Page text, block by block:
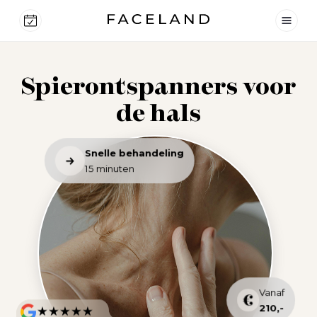
Spierontspanners voor
de hals
Snelle behandeling
15 minuten
Vanaf
210,-